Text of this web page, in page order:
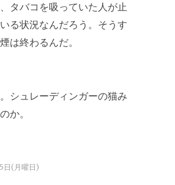
タバコを吸っていた人が止
る状況なんだろう。そうす
は終わるんだ。
シュレーディンガーの猫み
か。
日(月曜日)